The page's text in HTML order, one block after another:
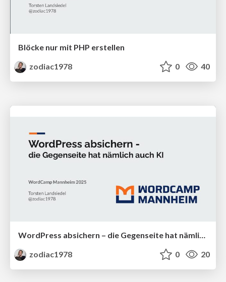
Blöcke nur mit PHP erstellen
zodiac1978
0 40
zodiac1978
0 20